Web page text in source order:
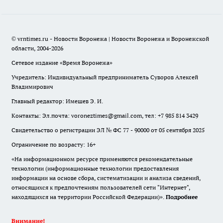
© vrntimes.ru - Новости Воронежа | Новости Воронежа и Воронежской
области, 2004-2026
Сетевое издание «Время Воронежа»
Учредитель: Индивидуальный предприниматель Суворов Алексей
Владимирович
Главный редактор: Имешев Э. И.
Контакты: Эл.почта: voroneztimes@gmail.com, тел: +7 985 814 3429
Свидетельство о регистрации ЭЛ № ФС 77 - 90000 от 05 сентября 2025
Ограничение по возрасту: 16+
«На информационном ресурсе применяются рекомендательные
технологии (информационные технологии предоставления
информации на основе сбора, систематизации и анализа сведений,
относящихся к предпочтениям пользователей сети "Интернет",
находящихся на территории Российской Федерации)». Подробнее
Внимание!